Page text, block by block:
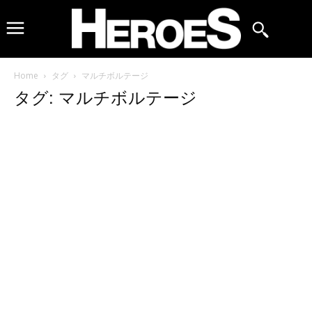
Home タグ マルチボルテージ
タグ: マルチボルテージ